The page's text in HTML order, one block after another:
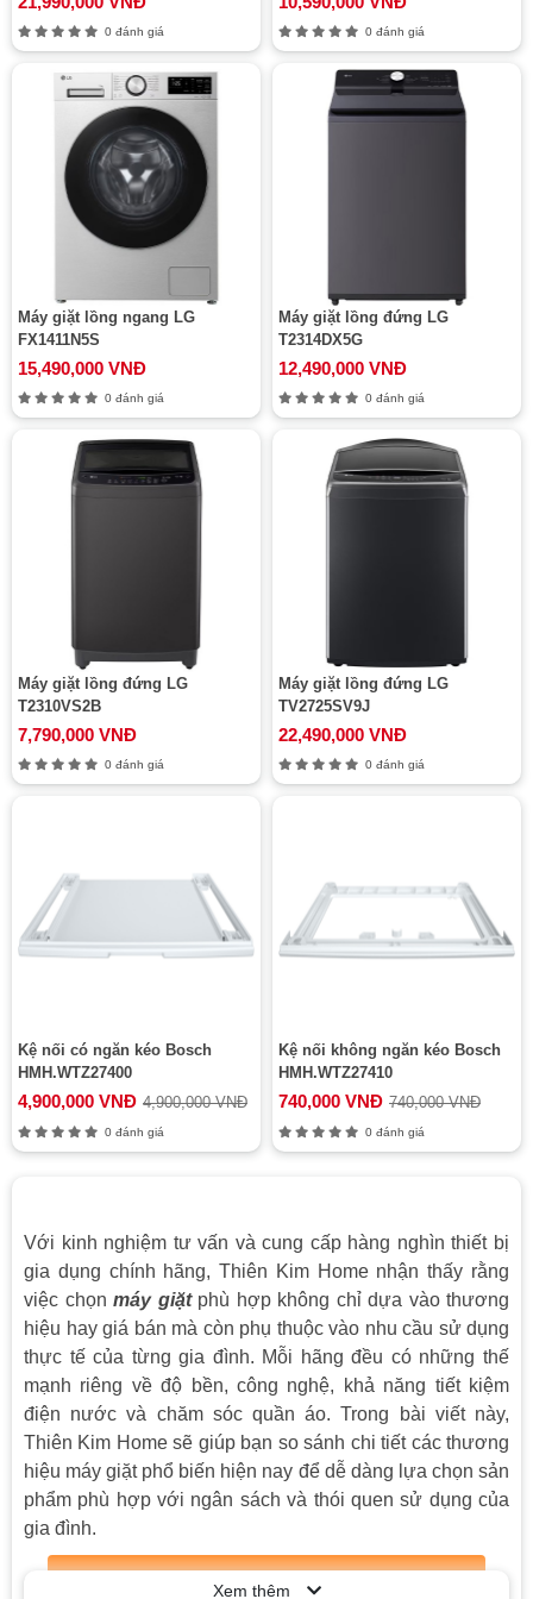
0 đánh giá 0 đánh giá
Máy giặt lồng ngang LG
FX1411N5S
15,490,000 VNĐ
0 đánh giá
Máy giặt lồng đứng LG
T2314DX5G
12,490,000 VNĐ
0 đánh giá
Máy giặt lồng đứng LG
T2310VS2B
7,790,000 VNĐ
0 đánh giá
Máy giặt lồng đứng LG
TV2725SV9J
22,490,000 VNĐ
0 đánh giá
Kệ nối có ngăn kéo Bosch
HMH.WTZ27400
4,900,000 VNĐ 4,900,000 VNĐ
0 đánh giá
Kệ nối không ngăn kéo Bosch
HMH.WTZ27410
740,000 VNĐ 740,000 VNĐ
0 đánh giá
Với kinh nghiệm tư vấn và cung cấp hàng nghìn thiết bị
gia dụng chính hãng, Thiên Kim Home nhận thấy rằng
việc chọn máy giặtphù hợp không chỉ dựa vào thương
hiệu hay giá bán mà còn phụ thuộc vào nhu cầu sử dụng
thực tế của từng gia đình. Mỗi hãng đều có những thế
mạnh riêng về độ bền, công nghệ, khả năng tiết kiệm
điện nước và chăm sóc quần áo. Trong bài viết này,
Thiên Kim Home sẽ giúp bạn so sánh chi tiết các thương
hiệu máy giặt phổ biến hiện nay để dễ dàng lựa chọn sản
phẩm phù hợp với ngân sách và thói quen sử dụng của
gia đình.
Xem nhanh
Xem thêm